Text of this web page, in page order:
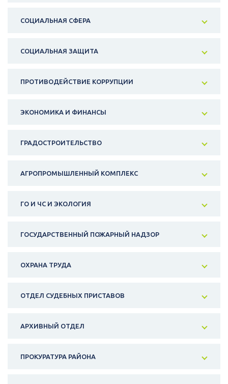
СОЦИАЛЬНАЯ СФЕРА
СОЦИАЛЬНАЯ ЗАЩИТА
ПРОТИВОДЕЙСТВИЕ КОРРУПЦИИ
ЭКОНОМИКА И ФИНАНСЫ
ГРАДОСТРОИТЕЛЬСТВО
АГРОПРОМЫШЛЕННЫЙ КОМПЛЕКС
ГО И ЧС И ЭКОЛОГИЯ
ГОСУДАРСТВЕННЫЙ ПОЖАРНЫЙ НАДЗОР
ОХРАНА ТРУДА
ОТДЕЛ СУДЕБНЫХ ПРИСТАВОВ
АРХИВНЫЙ ОТДЕЛ
ПРОКУРАТУРА РАЙОНА